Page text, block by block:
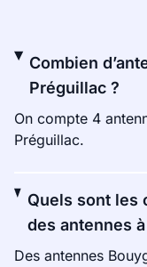
Combien
Préguillac ?
On compte 4
Préguillac.
Quels sont les
des antennes
Des antennes